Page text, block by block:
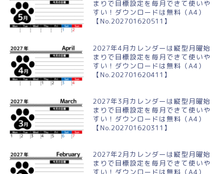
まりで目標設定を毎月できて使いや
すい！ダウンロードは無料（A4）
【No.202701620511】
2027年4月カレンダーは縦型月曜始
まりで目標設定を毎月できて使いや
すい！ダウンロードは無料（A4）
【No.202701620411】
2027年3月カレンダーは縦型月曜始
まりで目標設定を毎月できて使いや
すい！ダウンロードは無料（A4）
【No.202701620311】
2027年2月カレンダーは縦型月曜始
まりで目標設定を毎月できて使いや
すい！ダウンロードは無料（A4）